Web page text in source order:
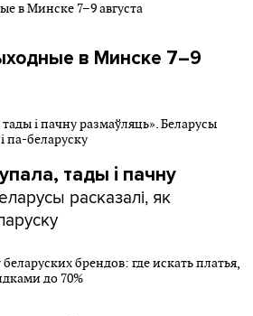
в Минске 7–9
тады і пачну
расказалі, як